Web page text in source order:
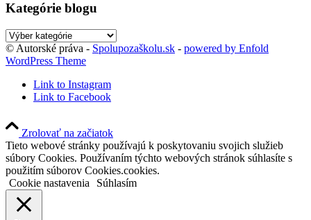
Kategórie blogu
Kategórie
blogu
© Autorské práva - Spolupozaškolu.sk - powered by Enfold
WordPress Theme
Link to Instagram
Link to Facebook
Zrolovať na začiatok
Tieto webové stránky používajú k poskytovaniu svojich služieb
súbory Cookies. Používaním týchto webových stránok súhlasíte s
použitím súborov Cookies.cookies.
Cookie nastavenia
Súhlasím